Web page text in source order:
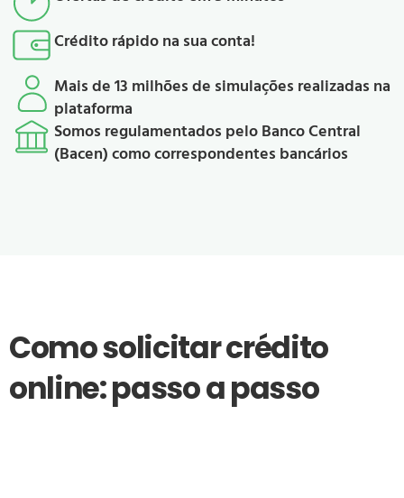
Crédito rápido na sua conta!
Mais de 13 milhões de simulações realizadas na
plataforma
Somos regulamentados pelo Banco Central
(Bacen) como correspondentes bancários
Como solicitar crédito
online: passo a passo